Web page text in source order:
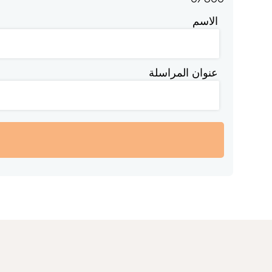
الاسم
عنوان المراسلة